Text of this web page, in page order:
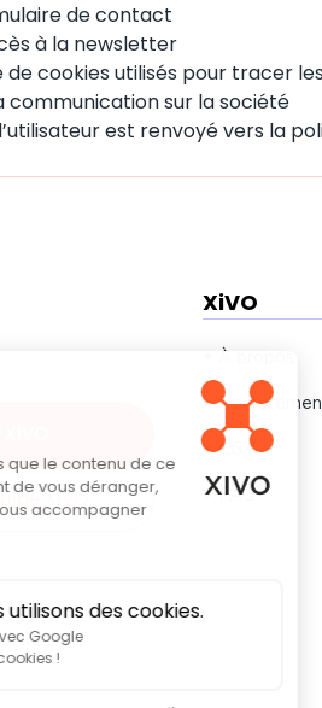
de contact
à la newsletter
de cookies utilisés pour tracer
communication sur la société
est renvoyé vers la
XiVO
XiVO
À propos
CGV
FAQ